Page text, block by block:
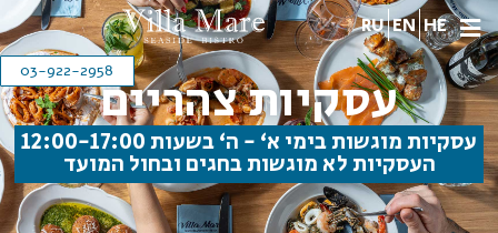
HE
EN
RU
03-922-2958עסקיות צהריים
עסקיות מוגשות בימי א‘ - ה‘ בשעות 12:00-17:00
העסקיות לא מוגשות בחגים ובחול המועד
הבית»עמוד הבית עברית וילה מארה עברית»עסקיות
צהריים